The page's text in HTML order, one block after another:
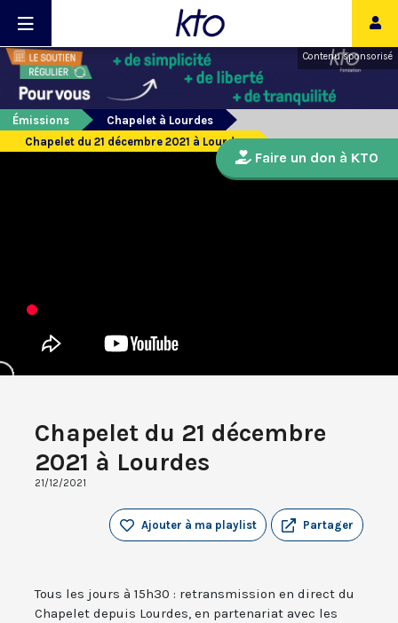
Contenu sponsorisé
Émissions
Chapelet à Lourdes
Chapelet du 21 décembre 2021 à Lourdes
Chapelet du 21 décembre
2021 à Lourdes
21/12/2021
Partager
Ajouter à ma playlist
Tous les jours à 15h30 : retransmission en direct du
Chapelet depuis Lourdes, en partenariat avec les
Faire un don à KTO